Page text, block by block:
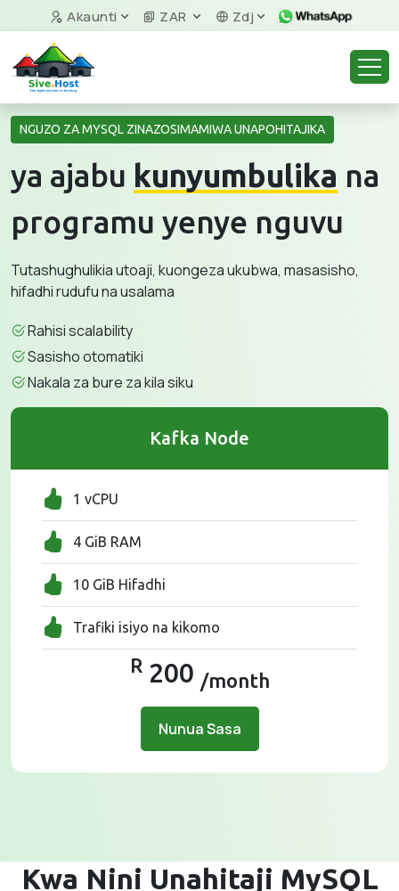
Akaunti ZAR Zdj
NGUZO ZA MYSQL ZINAZOSIMAMIWA UNAPOHITAJIKA
ya ajabu kunyumbulika na
programu yenye nguvu
Tutashughulikia utoaji, kuongeza ukubwa, masasisho,
hifadhi rudufu na usalama
Rahisi scalability
Sasisho otomatiki
Nakala za bure za kila siku
Kafka Node
1 vCPU
4 GiB RAM
10 GiB Hifadhi
Trafiki isiyo na kikomo
R200 /month
Nunua Sasa
Kwa Nini Unahitaji MySQL